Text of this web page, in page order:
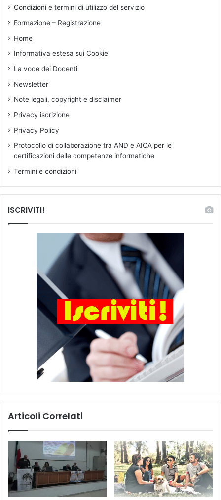
t
i
c
e
Condizioni e termini di utilizzo del servizio
Formazione – Registrazione
Home
Informativa estesa sui Cookie
La voce dei Docenti
Newsletter
Note legali, copyright e disclaimer
Privacy iscrizione
Privacy Policy
Protocollo di collaborazione tra AND e AICA per le
certificazioni delle competenze informatiche
Termini e condizioni
ISCRIVITI!
Articoli Correlati